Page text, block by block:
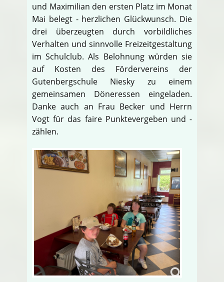
und Maximilian den ersten Platz im Monat
Mai belegt - herzlichen Glückwunsch. Die
drei überzeugten durch vorbildliches
Verhalten und sinnvolle Freizeitgestaltung
im Schulclub. Als Belohnung würden sie
auf Kosten des Fördervereins der
Gutenbergschule Niesky zu einem
gemeinsamen Döneressen eingeladen.
Danke auch an Frau Becker und Herrn
Vogt für das faire Punktevergeben und -
zählen.